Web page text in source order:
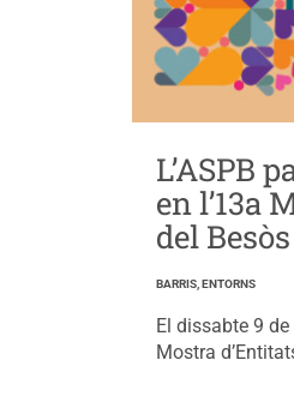
L’ASPB
en l’13a
del
BARRIS, ENTORNS
El dissabte 9
Mostra